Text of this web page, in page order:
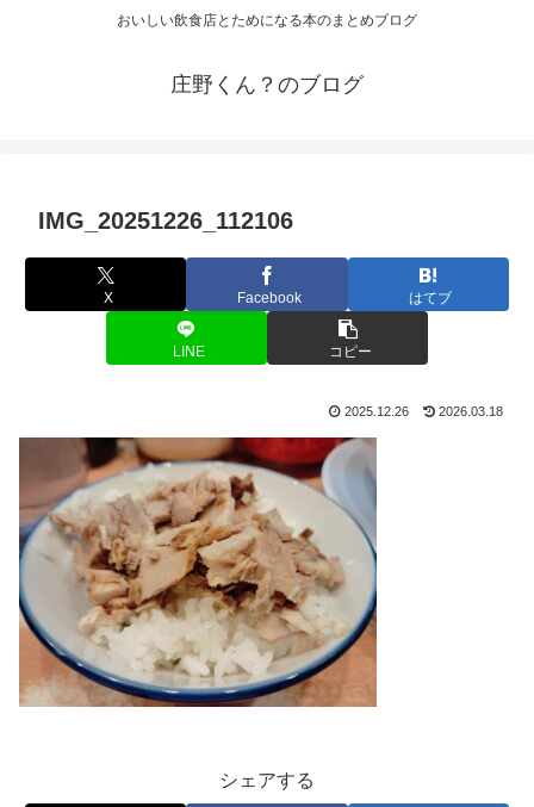
おいしい飲食店とためになる本のまとめブログ
庄野くん？のブログ
IMG_20251226_112106
X Facebook はてブ
LINE コピー
2025.12.26 2026.03.18
シェアする